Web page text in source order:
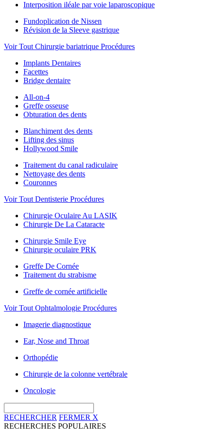
Interposition iléale par voie laparoscopique
Fundoplication de Nissen
Révision de la Sleeve gastrique
Voir Tout Chirurgie bariatrique Procédures
Implants Dentaires
Facettes
Bridge dentaire
All-on-4
Greffe osseuse
Obturation des dents
Blanchiment des dents
Lifting des sinus
Hollywood Smile
Traitement du canal radiculaire
Nettoyage des dents
Couronnes
Voir Tout Dentisterie Procédures
Chirurgie Oculaire Au LASIK
Chirurgie De La Cataracte
Chirurgie Smile Eye
Chirurgie oculaire PRK
Greffe De Cornée
Traitement du strabisme
Greffe de cornée artificielle
Voir Tout Ophtalmologie Procédures
Imagerie diagnostique
Ear, Nose and Throat
Orthopédie
Chirurgie de la colonne vertébrale
Oncologie
RECHERCHER FERMER X
RECHERCHES POPULAIRES